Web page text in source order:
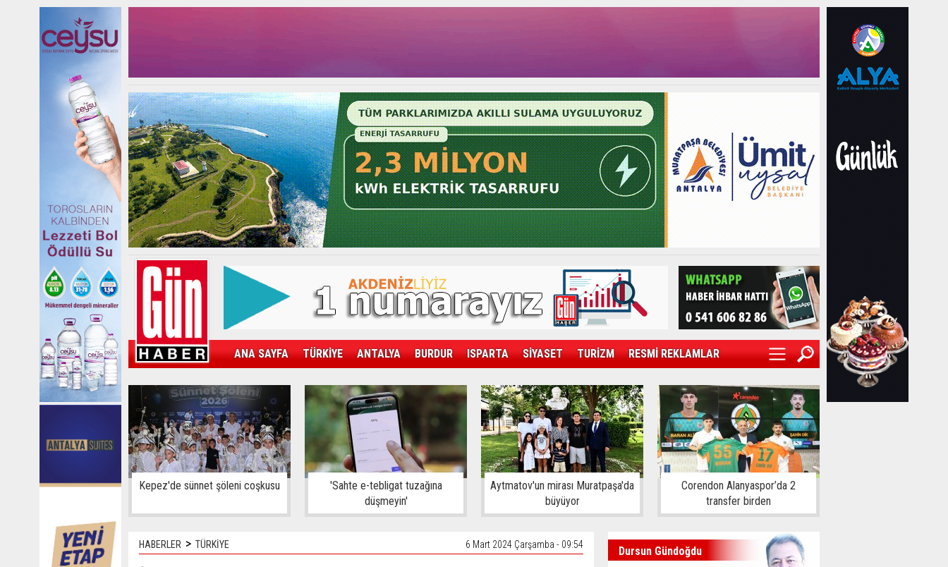
ANA SAYFA TÜRKİYE ANTALYA BURDUR ISPARTA SİYASET TURİZM RESMİ REKLAMLAR
KAMPÜS SPOR GÜN'ÜN ÜRÜNÜ SAĞLIK EKONOMİ DÜNYA
Kepez'de sünnet şöleni coşkusu
'Sahte e-tebligat tuzağına
düşmeyin'
Aytmatov'un mirası Muratpaşa'da
büyüyor
Corendon Alanyaspor’da 2
transfer birden
HABERLER > TÜRKİYE 6 Mart 2024 Çarşamba - 09:54
Dursun Gündoğdu